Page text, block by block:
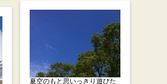
夏空のもと思いっきり遊びた